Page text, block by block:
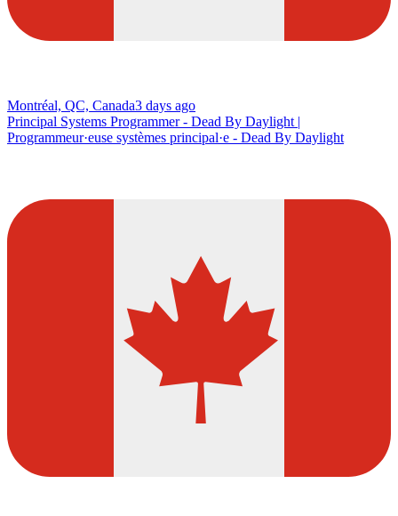
Montréal, QC, Canada3 days ago
Principal Systems Programmer - Dead By Daylight |
Programmeur·euse systèmes principal·e - Dead By Daylight